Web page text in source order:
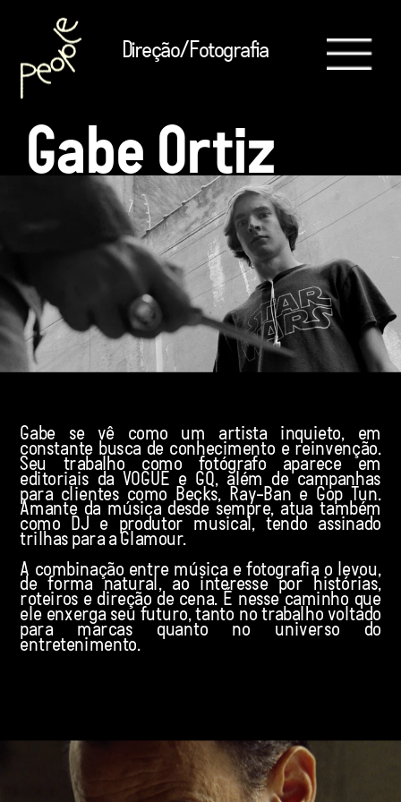
Direção/Fotografia
Gabe Ortiz
Gabe se vê como um artista inquieto, em
constante busca de conhecimento e reinvenção.
Seu trabalho como fotógrafo aparece em
editoriais da VOGUE e GQ, além de campanhas
para clientes como Becks, Ray-Ban e Gop Tun.
Amante da música desde sempre, atua também
como DJ e produtor musical, tendo assinado
trilhas para a Glamour.
A combinação entre música e fotografia o levou,
de forma natural, ao interesse por histórias,
roteiros e direção de cena. É nesse caminho que
ele enxerga seu futuro, tanto no trabalho voltado
para marcas quanto no universo do
entretenimento.